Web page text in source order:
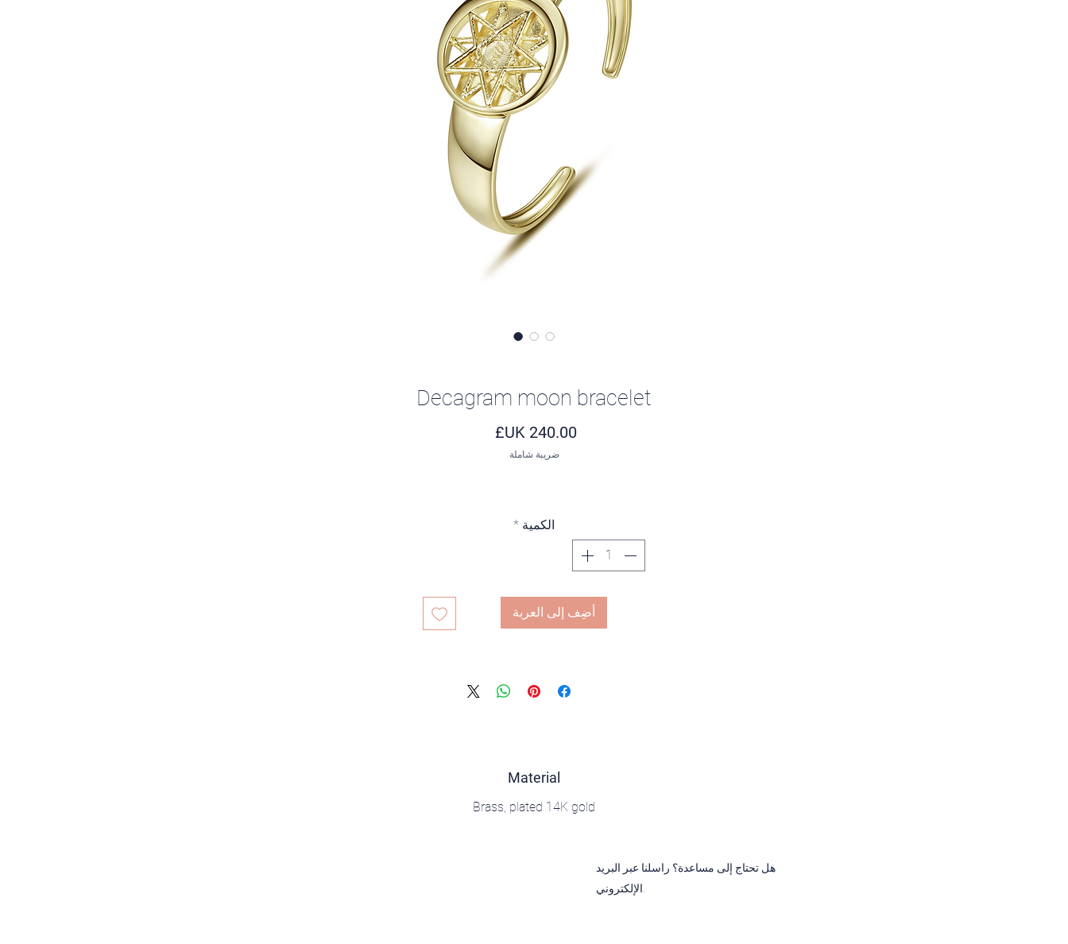
Decagram moon bracelet
السعر
ضريبة شاملة
الكمية *
أضِف إلى العربة
Material
Brass, plated 14K gold
هل تحتاج إلى مساعدة؟ راسلنا عبر البريد